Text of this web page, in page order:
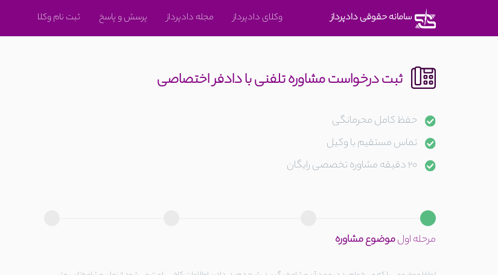
سامانه حقوقی دادپرداز وکلای دادپرداز مجله دادپرداز پرسش و پاسخ ثبت نام وکلا
ثبت درخواست مشاوره تلفنی با دادفر اختصاصی
حفظ کامل محرمانگی
تماس مستقیم با وکیل
مرحله اولموضوع مشاوره